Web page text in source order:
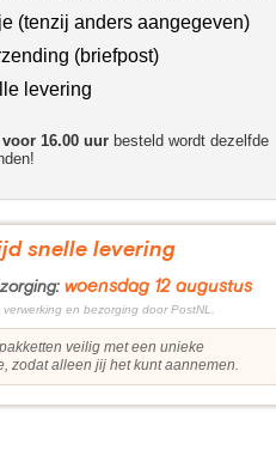
(tenzij anders aangegeven)
(briefpost)
levering
voor 16.00 uur besteld wordt dezelfde
snelle levering
woensdag 12 augustus
en bezorging door PostNL.
veilig met een unieke
zodat alleen jij het kunt aannemen.